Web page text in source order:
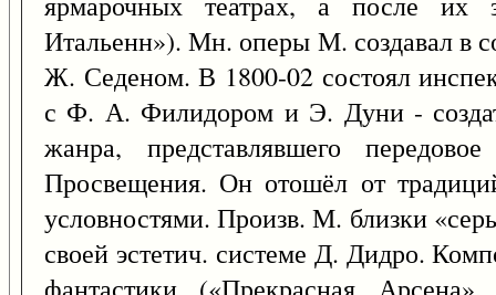
Итальенн»). Мн. оперы М. создавал в
Ж. Седеном. В 1800-02 состоял
с Ф. А. Филидором и Э. Дуни -
жанра, представлявшего
Просвещения. Он отошёл от
условностями. Произв. М. близки
своей эстетич. системе Д. Дидро.